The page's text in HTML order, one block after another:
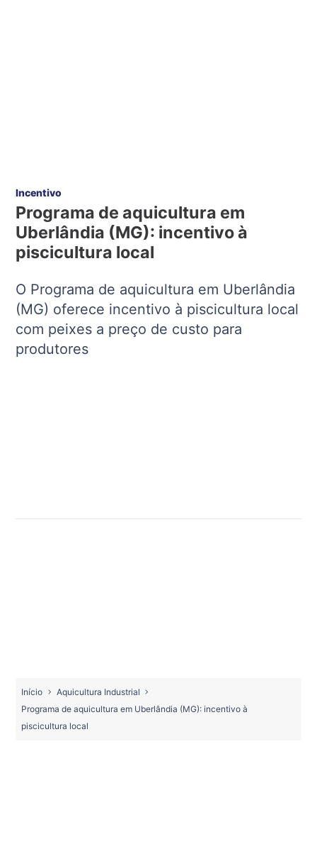
Incentivo
Programa de aquicultura em
Uberlândia (MG): incentivo à
piscicultura local
O Programa de aquicultura em Uberlândia
(MG) oferece incentivo à piscicultura local
com peixes a preço de custo para
produtores
Início
Aquicultura Industrial
Programa de aquicultura em Uberlândia (MG): incentivo à
piscicultura local